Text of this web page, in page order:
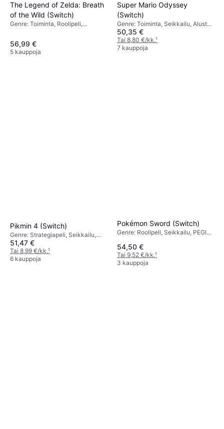
The Legend of Zelda: Breath
of the Wild (Switch)
Genre: Toiminta, Roolipeli,
56,99 €
5 kauppoja
Super Mario Odyssey
(Switch)
Genre: Toiminta, Seikkailu, Alusta,
PEGI-ikärajaus: 7
50,35 €
Tai 8,80 €/kk.¹
7 kauppoja
Pikmin 4 (Switch)
Genre: Strategiapeli, Seikkailu,
PEGI-ikärajaus: 3
51,47 €
Tai 8,99 €/kk.¹
6 kauppoja
Pokémon Sword (Switch)
Genre: Roolipeli, Seikkailu, PEGI-
54,50 €
Tai 9,52 €/kk.¹
3 kauppoja